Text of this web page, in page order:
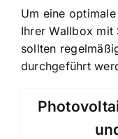
Um eine
Ihrer Wallbox mit
sollten
durchgeführt